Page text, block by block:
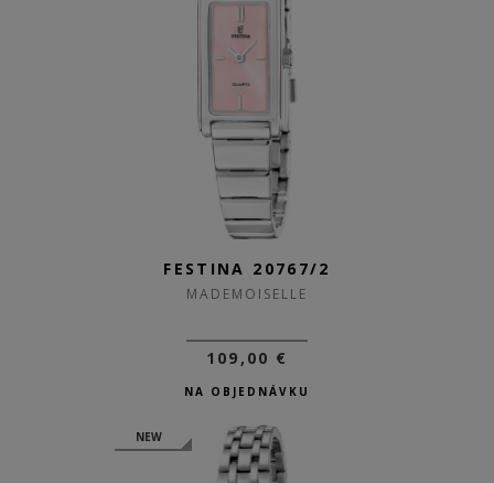
FESTINA 20767/2
MADEMOISELLE
109,00 €
NA OBJEDNÁVKU
NEW